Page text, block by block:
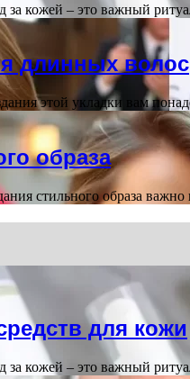
кожей – это важный
длинных волос
этой укладки вам
образа
стильного образа
для кожи
кожей – это важный